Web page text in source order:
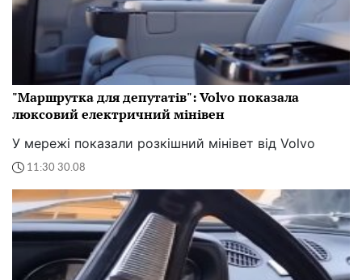
"Маршрутка для депутатів": Volvo показала
люксовий електричний мінівен
У мережі показали розкішний мінівет від Volvo
11:30 30.08